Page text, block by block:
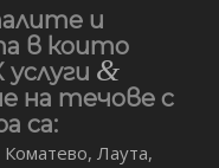
и
в които
&
на течове с
са:
Лаута,